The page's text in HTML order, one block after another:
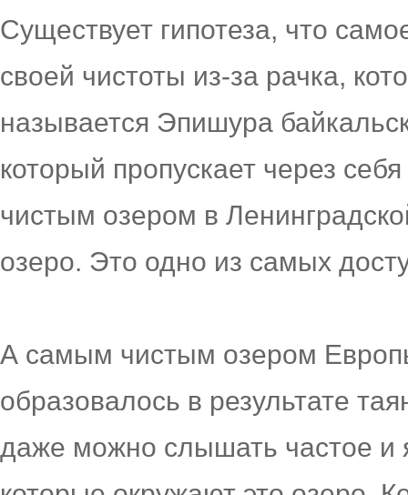
Существует гипотеза, что
своей чистоты из-за рачка,
называется Эпишура
который пропускает через
чистым озером в
озеро. Это одно из самых
А самым чистым озером
образовалось в результате
даже можно слышать частое и